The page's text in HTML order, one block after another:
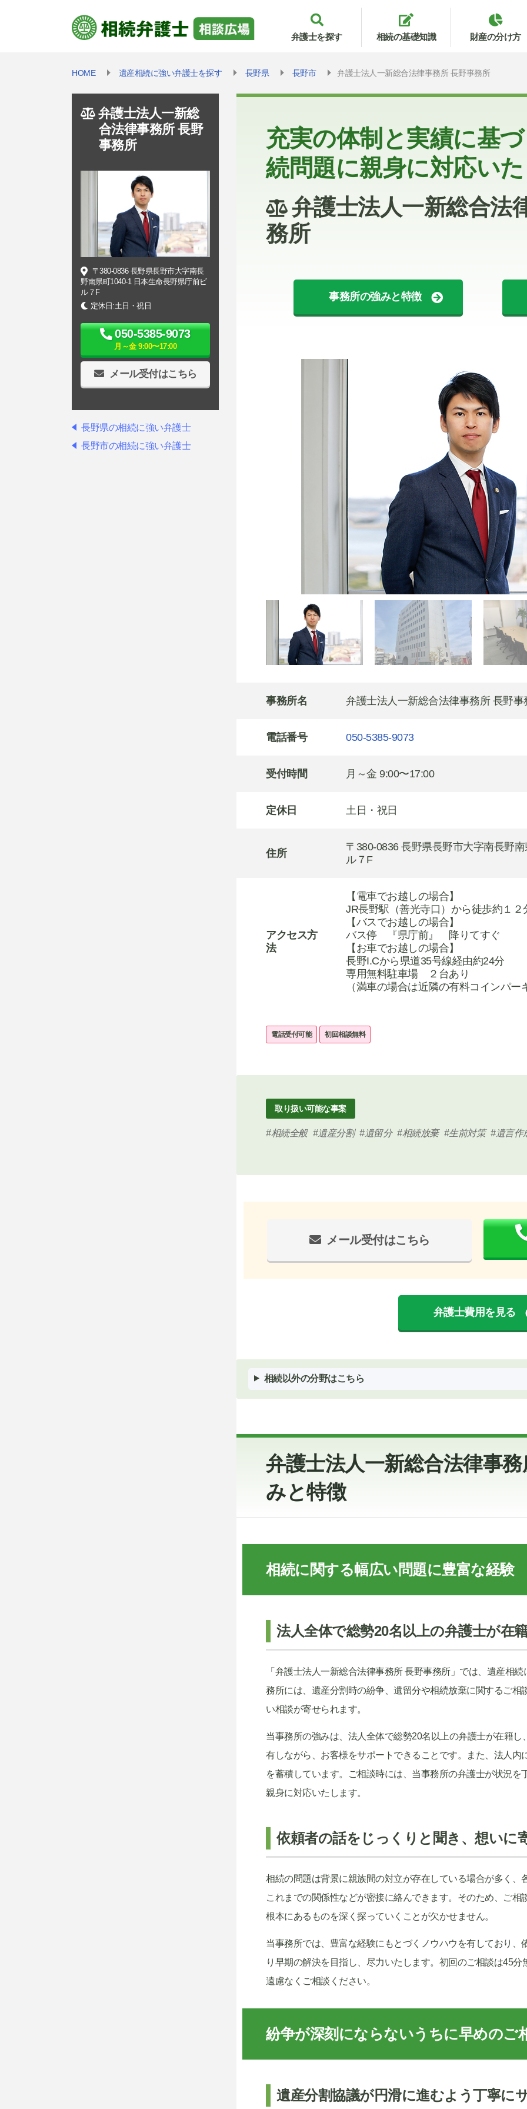
弁護士を探す 相続の基礎知識 財産の分け方
HOME 遺産相続に強い弁護士を探す 長野県 長野市 弁護士法人一新総合法律事務所 長野事務所
充実の体制と実績に基
続問題に親身に対応い
弁護士法人一新総合法
務所
事務所の強みと特徴
事務所名 弁護士法人一新総合法律事務所 長野事
電話番号 050-5385-9073
受付時間 月～金 9:00〜17:00
定休日 土日・祝日
住所
〒380-0836 長野県長野市大字南長野
ル７F
アクセス方
法
【電車でお越しの場合】
JR長野駅（善光寺口）から徒歩約１２
【バスでお越しの場合】
バス停 『県庁前』 降りてすぐ
【お車でお越しの場合】
長野I.Cから県道35号線経由約24分
専用無料駐車場 ２台あり
（満車の場合は近隣の有料コインパ
電話受付可能 初回相談無料
取り扱い可能な事案
相続全般 遺産分割 遺留分 相続放棄 生前対策 遺言作
メール受付はこちら
弁護士費用を見る
相続以外の分野はこちら
弁護士法人一新総合法律事
みと特徴
相続に関する幅広い問題に豊富な経験
法人全体で総勢20名以上の弁護士が在
「弁護士法人一新総合法律事務所 長野事務所」では、遺産相
務所には、遺産分割時の紛争、遺留分や相続放棄に関するご相
い相談が寄せられます。
当事務所の強みは、法人全体で総勢20名以上の弁護士が在籍
有しながら、お客様をサポートできることです。また、法人内
を蓄積しています。ご相談時には、当事務所の弁護士が状況
親身に対応いたします。
依頼者の話をじっくりと聞き、想いに
相続の問題は背景に親族間の対立が存在している場合が多く、
これまでの関係性などが密接に絡んできます。そのため、ご
根本にあるものを深く探っていくことが欠かせません。
当事務所では、豊富な経験にもとづくノウハウを有しており、
り早期の解決を目指し、尽力いたします。初回のご相談は45
遠慮なくご相談ください。
紛争が深刻にならないうちに早めのご
遺産分割協議が円滑に進むよう丁寧に
弁護士法人一新総
合法律事務所 長野
事務所
〒380-0836 長野県長野市大字南長
野南県町1040-1 日本生命長野県庁前ビ
ル７F
定休日:土日・祝日
050-5385-9073
月～金 9:00〜17:00
メール受付はこちら
長野県の相続に強い弁護士
長野市の相続に強い弁護士